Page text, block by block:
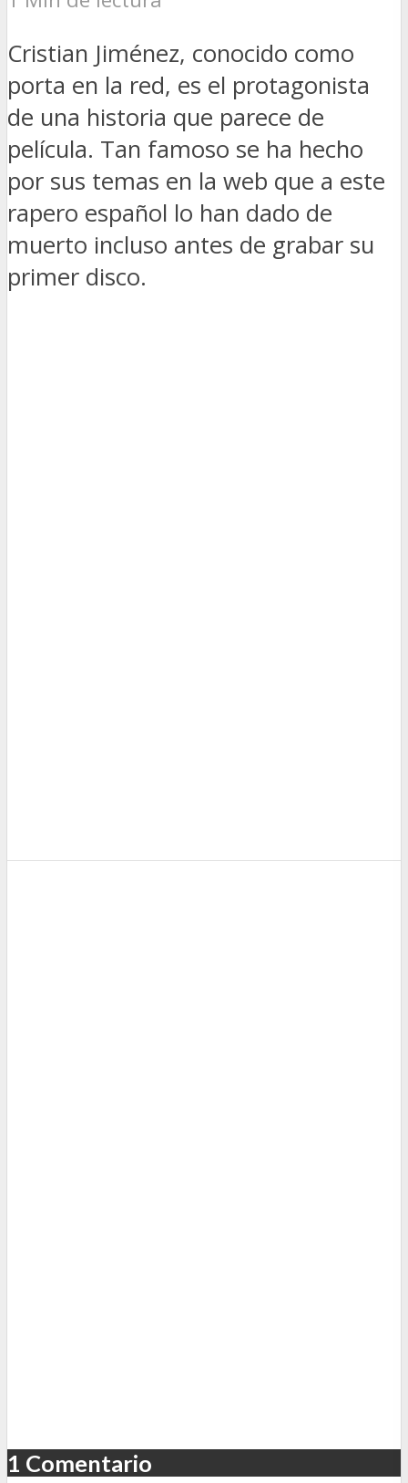
Cristian Jiménez, conocido como
porta en la red, es el protagonista
de una historia que parece de
película. Tan famoso se ha hecho
por sus temas en la web que a este
rapero español lo han dado de
muerto incluso antes de grabar su
primer disco.
1 Comentario